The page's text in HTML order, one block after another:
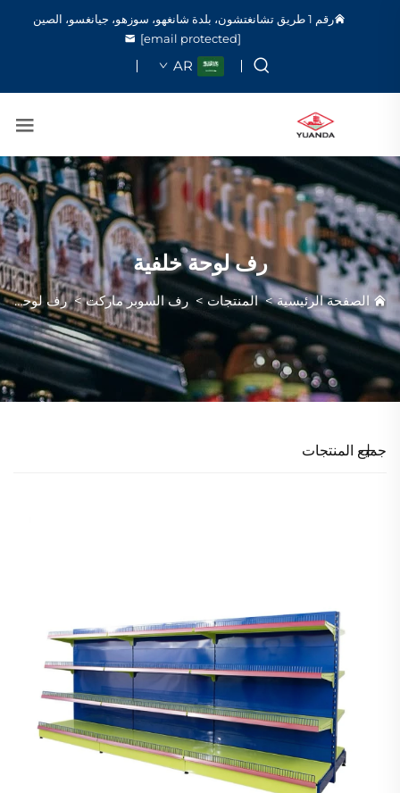
رقم 1 طريق تشانغتشون، بلدة شانغهو، سوزهو، جيانغسو، الصين
[email protected]
AR
رف لوحة خلفية
الصفحة الرئيسية>المنتجات> رف السوبر ماركت>رف لوحة خلفية
جميع المنتجات